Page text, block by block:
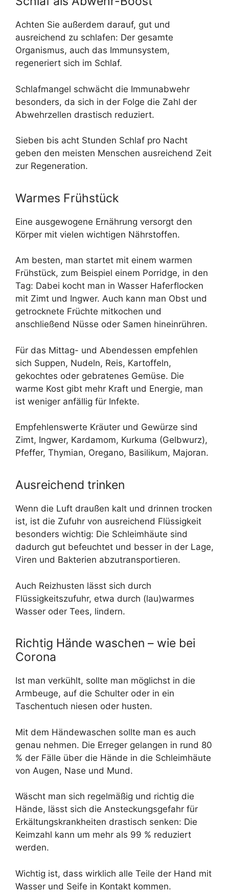
Achten Sie außerdem darauf, gut und
ausreichend zu schlafen: Der gesamte
Organismus, auch das Immunsystem,
regeneriert sich im Schlaf.
Schlafmangel schwächt die Immunabwehr
besonders, da sich in der Folge die Zahl der
Abwehrzellen drastisch reduziert.
Sieben bis acht Stunden Schlaf pro Nacht
geben den meisten Menschen ausreichend Zeit
zur Regeneration.
Warmes Frühstück
Eine ausgewogene Ernährung versorgt den
Körper mit vielen wichtigen Nährstoffen.
Am besten, man startet mit einem warmen
Frühstück, zum Beispiel einem Porridge, in den
Tag: Dabei kocht man in Wasser Haferflocken
mit Zimt und Ingwer. Auch kann man Obst und
getrocknete Früchte mitkochen und
anschließend Nüsse oder Samen hineinrühren.
Für das Mittag- und Abendessen empfehlen
sich Suppen, Nudeln, Reis, Kartoffeln,
gekochtes oder gebratenes Gemüse. Die
warme Kost gibt mehr Kraft und Energie, man
ist weniger anfällig für Infekte.
Empfehlenswerte Kräuter und Gewürze sind
Zimt, Ingwer, Kardamom, Kurkuma (Gelbwurz),
Pfeffer, Thymian, Oregano, Basilikum, Majoran.
Ausreichend trinken
Wenn die Luft draußen kalt und drinnen trocken
ist, ist die Zufuhr von ausreichend Flüssigkeit
besonders wichtig: Die Schleimhäute sind
dadurch gut befeuchtet und besser in der Lage,
Viren und Bakterien abzutransportieren.
Auch Reizhusten lässt sich durch
Flüssigkeitszufuhr, etwa durch (lau)warmes
Wasser oder Tees, lindern.
Richtig Hände waschen – wie bei
Corona
Ist man verkühlt, sollte man möglichst in die
Armbeuge, auf die Schulter oder in ein
Taschentuch niesen oder husten.
Mit dem Händewaschen sollte man es auch
genau nehmen. Die Erreger gelangen in rund 80
% der Fälle über die Hände in die Schleimhäute
von Augen, Nase und Mund.
Wäscht man sich regelmäßig und richtig die
Hände, lässt sich die Ansteckungsgefahr für
Erkältungskrankheiten drastisch senken: Die
Keimzahl kann um mehr als 99 % reduziert
werden.
Wichtig ist, dass wirklich alle Teile der Hand mit
Wasser und Seife in Kontakt kommen.